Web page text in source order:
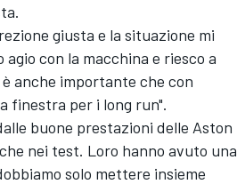
giusta e la situazione mi
con la macchina e riesco a
anche importante che con
finestra per i long run".
buone prestazioni delle Aston
nei test. Loro hanno avuto una
solo mettere insieme